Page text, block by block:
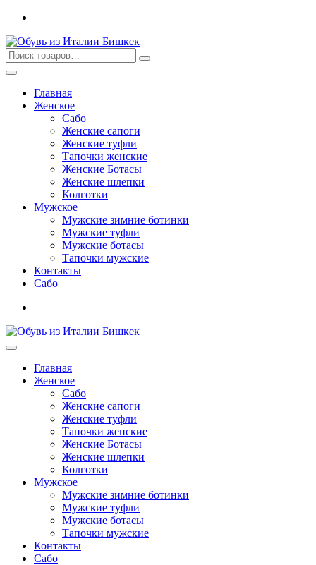
Перейти
содержимому
Главная
Женское
Сабо
Женские сапоги
Женские туфли
Тапочки женские
Женские Ботасы
Женские шлепки
Колготки
Мужское
Мужские зимние ботинки
Мужские туфли
Мужские ботасы
Тапочки мужские
Контакты
Сабо
Главная
Женское
Сабо
Женские сапоги
Женские туфли
Тапочки женские
Женские Ботасы
Женские шлепки
Колготки
Мужское
Мужские зимние ботинки
Мужские туфли
Мужские ботасы
Тапочки мужские
Контакты
Сабо